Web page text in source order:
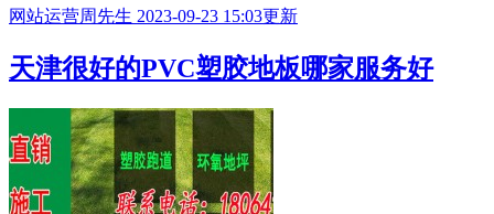
网站运营周先生 2023-09-23 15:03更新
天津很好的PVC塑胶地板哪家服务好